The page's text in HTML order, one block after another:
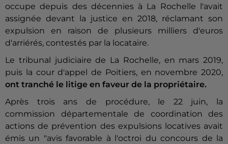
occupe depuis des décennies à La Rochelle l'avait
assignée devant la justice en 2018, réclamant son
expulsion en raison de plusieurs milliers d'euros
d'arriérés, contestés par la locataire.
Le tribunal judiciaire de La Rochelle, en mars 2019,
puis la cour d'appel de Poitiers, en novembre 2020,
ont tranché le litige en faveur de la propriétaire.
Après trois ans de procédure, le 22 juin, la
commission départementale de coordination des
actions de prévention des expulsions locatives avait
émis un "avis favorable à l'octroi du concours de la